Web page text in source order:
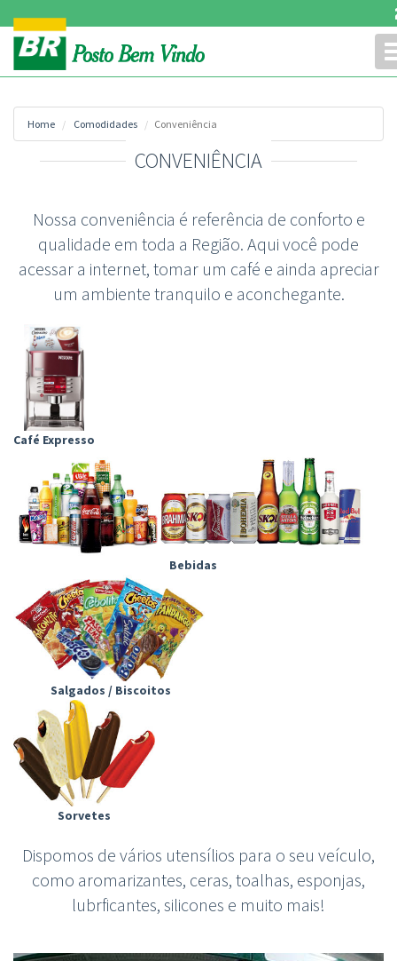
Home Comodidades Conveniência
CONVENIÊNCIA
Nossa conveniência é referência de conforto e
qualidade em toda a Região. Aqui você pode
acessar a internet, tomar um café e ainda apreciar
um ambiente tranquilo e aconchegante.
Café Expresso
Bebidas
Salgados / Biscoitos
Sorvetes
Dispomos de vários utensílios para o seu veículo,
como aromarizantes, ceras, toalhas, esponjas,
lubrficantes, silicones e muito mais!